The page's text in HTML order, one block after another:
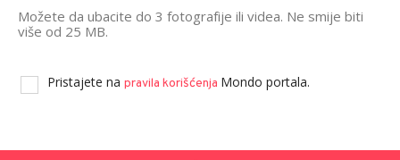
Možete da ubacite do 3 fotografije ili videa. Ne smije biti
više od 25 MB.
Pristajete na pravila korišćenja Mondo portala.